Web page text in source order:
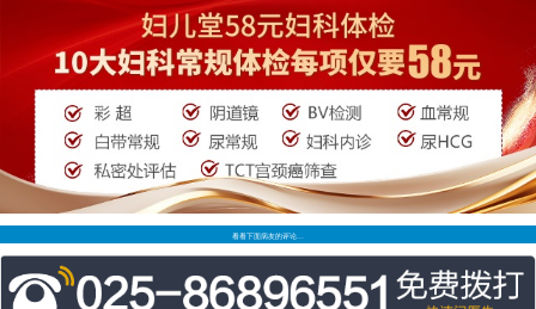
看看下面病友的评论…